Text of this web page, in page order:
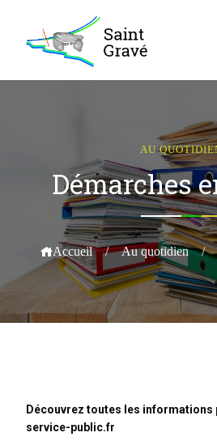
AU
Démarches
Accueil / Au quotidien /
Découvrez toutes les informations
service-public.fr